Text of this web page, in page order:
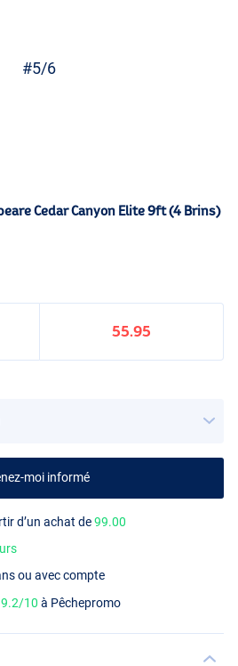
#5/6
Cedar Canyon Elite 9ft (4 Brins)
55.95
moi informé
d’un achat de99.00
ou avec compte
9.2/10 à Pêchepromo